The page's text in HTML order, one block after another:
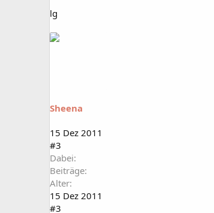
lg
Sheena
15 Dez 2011
#3
Dabei
Beiträge
Alter
15 Dez 2011
#3